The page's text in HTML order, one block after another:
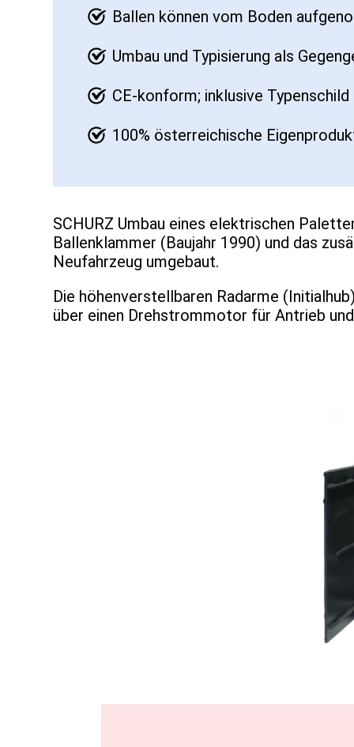
Ballen können vom Boden
Umbau und Typisierung als
CE-konform; inklusive
100% österreichische
SCHURZ Umbau eines elektrischen
Ballenklammer (Baujahr 1990) und das
Neufahrzeug umgebaut.
Die höhenverstellbaren Radarme
über einen Drehstrommotor für Antrieb